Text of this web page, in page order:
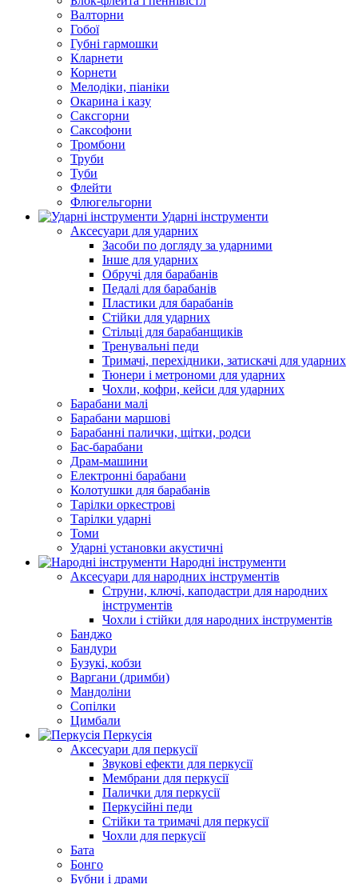
Валторни
Гобої
Губні гармошки
Кларнети
Корнети
Мелодіки, піаніки
Окарина і казу
Саксгорни
Саксофони
Тромбони
Труби
Туби
Флейти
Флюгельгорни
Ударні інструменти
Аксесуари для ударних
Засоби по догляду за ударними
Інше для ударних
Обручі для барабанів
Педалі для барабанів
Пластики для барабанів
Стійки для ударних
Стільці для барабанщиків
Тренувальні педи
Тримачі, перехідники, затискачі для ударних
Тюнери і метрономи для ударних
Чохли, кофри, кейси для ударних
Барабани малі
Барабани маршові
Барабанні палички, щітки, родси
Бас-барабани
Драм-машини
Електронні барабани
Колотушки для барабанів
Тарілки оркестрові
Тарілки ударні
Томи
Ударні установки акустичні
Народні інструменти
Аксесуари для народних інструментів
Струни, ключі, каподастри для народних
інструментів
Чохли і стійки для народних інструментів
Банджо
Бандури
Бузукі, кобзи
Варгани (дримби)
Мандоліни
Сопілки
Цимбали
Перкусія
Аксесуари для перкусії
Звукові ефекти для перкусії
Мембрани для перкусії
Палички для перкусії
Перкусійні педи
Стійки та тримачі для перкусії
Чохли для перкусії
Бата
Бонго
Бубни і драми